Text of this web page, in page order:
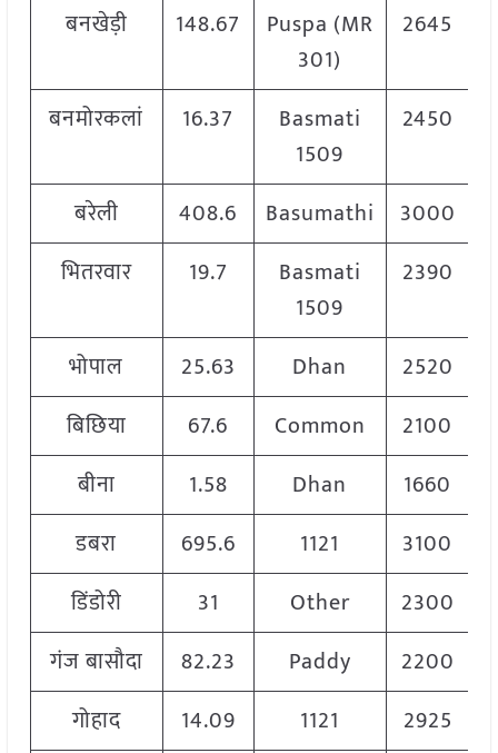
बनखेड़ी
148.67
Puspa (MR
301)
2645
बनमोरकलां 16.37
Basmati
1509
2450
बरेली 408.6 Basumathi 3000
भितरवार
19.7
Basmati
1509
2390
भोपाल 25.63 Dhan 2520
बिछिया
67.6 Common 2100
बीना
1.58 Dhan 1660
डबरा
695.6 1121
3100
डिंडोरी
31 Other 2300
गंज बासौदा
82.23 Paddy 2200
गोहाद
14.09 1121 2925